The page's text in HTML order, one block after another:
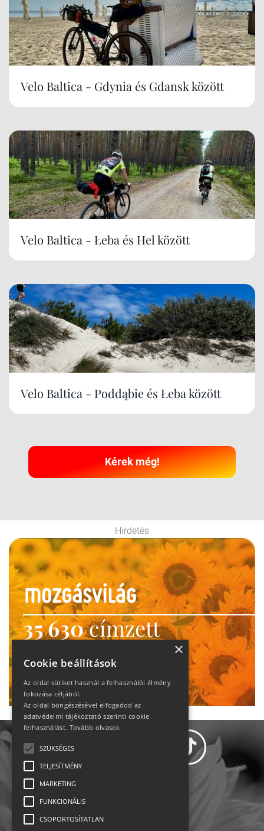
Velo Baltica - Gdynia és Gdansk között
Velo Baltica - Łeba és Hel között
Velo Baltica - Poddąbie és Łeba között
Kérek még!
Hirdetés
35 630címzett
heti motiváció
Ne maradj le!
Állásajánlatok
×
Cookie beállítások
Az oldal sütiket használ a felhasználói élmény
fokozása céljából.
Az oldal böngészésével elfogadod az
adatvédelmi tájékoztató szerinti cookie
felhasználást. Tovább olvasok
SZÜKSÉGES
TELJESÍTMÉNY
MARKETING
FUNKCIONÁLIS
CSOPORTOSÍTATLAN